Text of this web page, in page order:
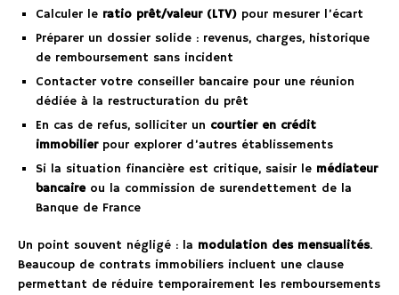
Calculer le ratio prêt/valeur (LTV) pour mesurer l’écart
Préparer un dossier solide : revenus, charges, historique
de remboursement sans incident
Contacter votre conseiller bancaire pour une réunion
dédiée à la restructuration du prêt
En cas de refus, solliciter un courtier en crédit
immobilierpour explorer d’autres établissements
Si la situation financière est critique, saisir le médiateur
bancaireou la commission de surendettement de la
Banque de France
Un point souvent négligé : la modulation des mensualités.
Beaucoup de contrats immobiliers incluent une clause
permettant de réduire temporairement les remboursements